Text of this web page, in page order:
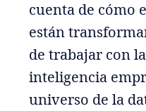
cuenta de cómo
están
de trabajar con
inteligencia
universo de la